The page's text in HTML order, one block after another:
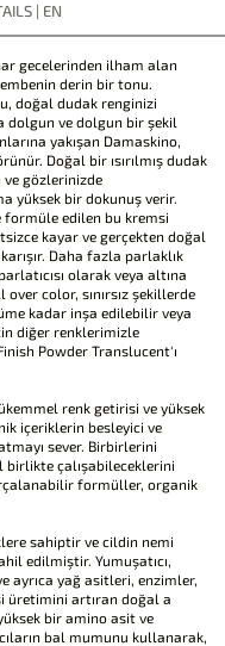
| EN
gecelerinden ilham alan
derin bir tonu.
doğal dudak renginizi
dolgun ve dolgun bir şekil
yakışan Damaskino,
Doğal bir ısırılmış dudak
ve gözlerinizde
yüksek bir dokunuş verir.
formüle edilen bu kremsi
kayar ve gerçekten doğal
Daha fazla parlaklık
olarak veya altına
color, sınırsız şekillerde
kadar inşa edilebilir veya
diğer renklerimizle
Powder Translucent'ı
renk getirisi ve yüksek
içeriklerin besleyici ve
sever. Birbirlerini
birlikte çalışabileceklerini
formüller, organik
sahiptir ve cildin nemi
edilmiştir. Yumuşatıcı,
ayrıca yağ asitleri, enzimler,
üretimini artıran doğal a
bir amino asit ve
bal mumunu kullanarak,